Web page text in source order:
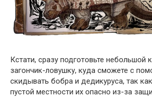
Кстати, сразу подготовьте небольшой
загончик-ловушку, куда сможете с
скидывать бобра и дедикуруса, так
пустой местности их опасно из-за